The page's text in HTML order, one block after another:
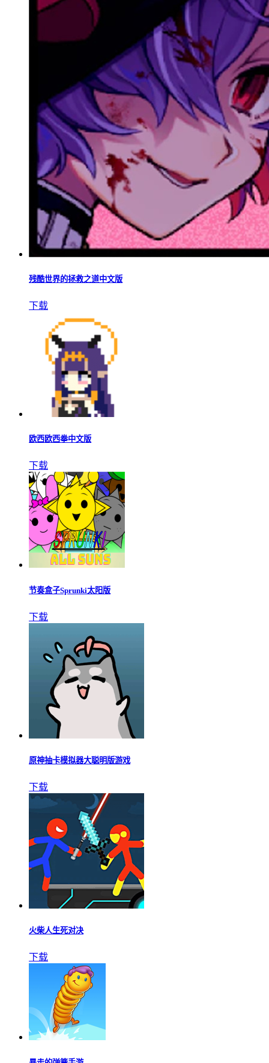
残酷世界的拯救之道中文版
下载
欧西欧西拳中文版
下载
节奏盒子Sprunki太阳版
下载
原神抽卡模拟器大聪明版游戏
下载
火柴人生死对决
下载